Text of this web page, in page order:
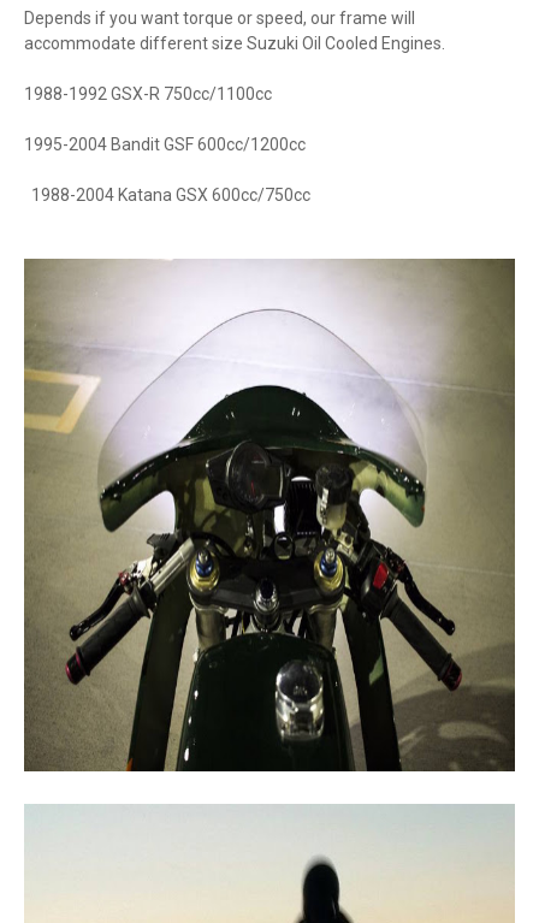
Depends if you want torque or speed, our frame will
accommodate different size Suzuki Oil Cooled Engines.
1988-1992 GSX-R 750cc/1100cc
1995-2004 Bandit GSF 600cc/1200cc
1988-2004 Katana GSX 600cc/750cc